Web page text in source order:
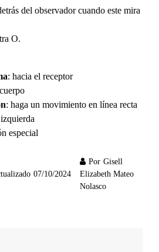
del observador cuando este mira
O.
: hacia el receptor
: haga un movimiento en línea recta
especial
07/10/2024
Por Gisell
Elizabeth Mateo
Nolasco